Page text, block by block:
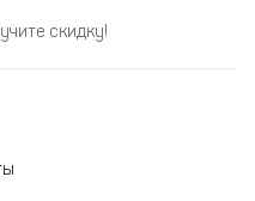
скидку!